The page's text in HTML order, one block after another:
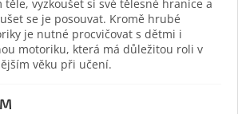
těle, vyzkoušet si své tělesné hranice a
se je posouvat. Kromě hrubé
je nutné procvičovat s dětmi i
motoriku, která má důležitou roli v
věku při učení.